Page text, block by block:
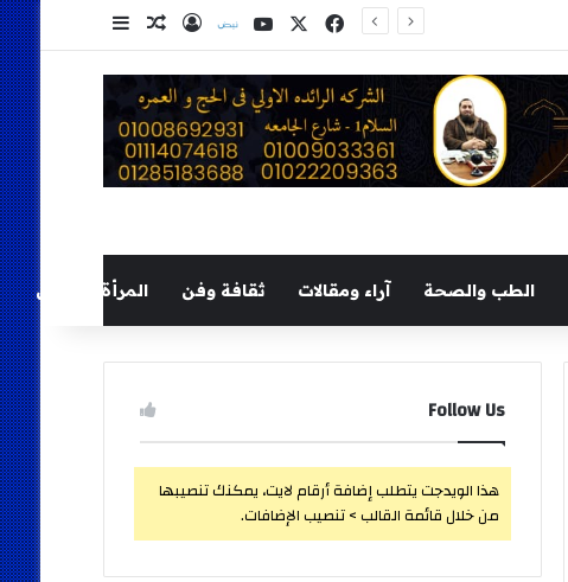
فيسبوك
‫X
‫YouTube
نلضتسجيل الدخول
مقال عشوائي
إضافة عمود
الطب والصحة آراء ومقالات ثقافة وفن المرأة والطفل
Follow Us
هذا الويدجت يتطلب إضافة أرقام لايت، يمكنك تنصيبها
من خلال قائمة القالب > تنصيب الإضافات.